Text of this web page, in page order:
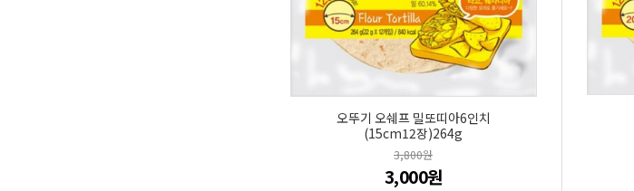
오뚜기 오쉐프 밀또띠아6인치
(15cm12장)264g
3,800원
3,000원